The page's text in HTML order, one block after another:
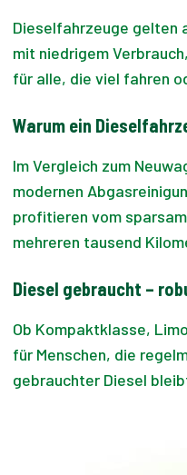
Dieselfahrzeuge gelten
mit niedrigem
für alle, die viel fahren
Warum ein
Im Vergleich zum
modernen
profitieren vom
mehreren tausend
Diesel gebraucht –
Ob Kompaktklasse,
für Menschen, die
gebrauchter Diesel